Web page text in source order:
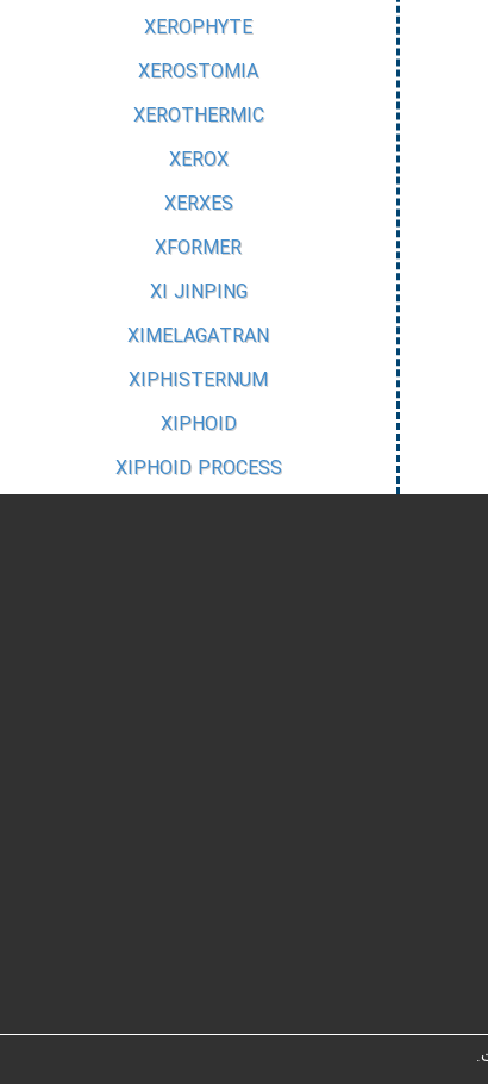
XEROPHYTE
XEROSTOMIA
XEROTHERMIC
XEROX
XERXES
XFORMER
XI JINPING
XIMELAGATRAN
XIPHISTERNUM
XIPHOID
XIPHOID PROCESS